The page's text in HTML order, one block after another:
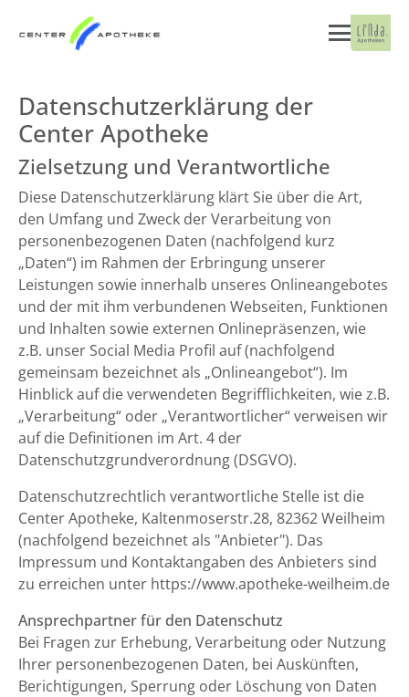
Datenschutzerklärung der
Center Apotheke
Zielsetzung und Verantwortliche
Diese Datenschutzerklärung klärt Sie über die Art,
den Umfang und Zweck der Verarbeitung von
personenbezogenen Daten (nachfolgend kurz
„Daten“) im Rahmen der Erbringung unserer
Leistungen sowie innerhalb unseres Onlineangebotes
und der mit ihm verbundenen Webseiten, Funktionen
und Inhalten sowie externen Onlinepräsenzen, wie
z.B. unser Social Media Profil auf (nachfolgend
gemeinsam bezeichnet als „Onlineangebot“). Im
Hinblick auf die verwendeten Begrifflichkeiten, wie z.B.
„Verarbeitung“ oder „Verantwortlicher“ verweisen wir
auf die Definitionen im Art. 4 der
Datenschutzgrundverordnung (DSGVO).
Datenschutzrechtlich verantwortliche Stelle ist die
Center Apotheke, Kaltenmoserstr.28, 82362 Weilheim
(nachfolgend bezeichnet als "Anbieter"). Das
Impressum und Kontaktangaben des Anbieters sind
zu erreichen unter https://www.apotheke-weilheim.de
Ansprechpartner für den Datenschutz
Bei Fragen zur Erhebung, Verarbeitung oder Nutzung
Ihrer personenbezogenen Daten, bei Auskünften,
Berichtigungen, Sperrung oder Löschung von Daten